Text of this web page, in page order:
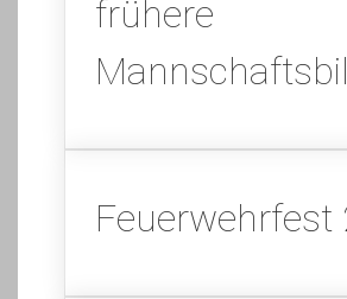
frühere
Feuerwehrfest